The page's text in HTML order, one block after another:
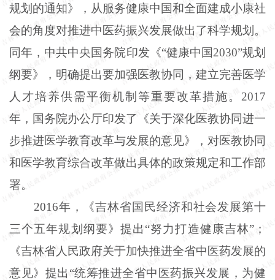
规划的通知》，从服务健康中国和全面建成小康社
会的角度对推进中医药振兴发展做出了科学规划。
同年，中共中央国务院印发《“健康中国2030”规划
纲要》，明确提出要加强医教协同，建立完善医学
人才培养供需平衡机制等重要改革措施。2017
年，国务院办公厅印发了《关于深化医教协同进一
步推进医学教育改革与发展的意见》，对医教协同
和医学教育综合改革做出具体的政策规定和工作部
署。
2016年，《吉林省国民经济和社会发展第十
三个五年规划纲要》提出“努力打造健康吉林”；
《吉林省人民政府关于加快推进全省中医药发展的
意见》提出“统筹推进全省中医药振兴发展，为健